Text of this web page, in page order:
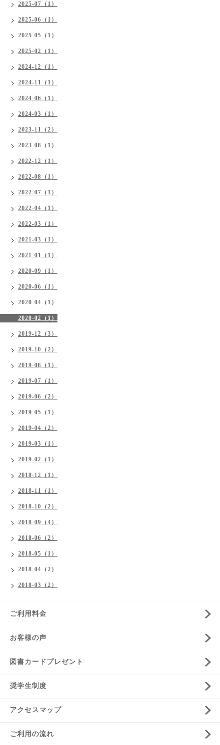
2025-07（1）
2025-06（1）
2025-05（1）
2025-02（1）
2024-12（1）
2024-11（1）
2024-06（1）
2024-03（1）
2023-11（2）
2023-08（1）
2022-12（1）
2022-08（1）
2022-07（1）
2022-04（1）
2022-03（1）
2021-03（1）
2021-01（1）
2020-09（1）
2020-06（1）
2020-04（1）
2020-02（1）
2019-12（3）
2019-10（2）
2019-08（1）
2019-07（1）
2019-06（2）
2019-05（1）
2019-04（2）
2019-03（1）
2019-02（1）
2018-12（1）
2018-11（1）
2018-10（2）
2018-09（4）
2018-06（2）
2018-05（1）
2018-04（2）
2018-03（2）
ご利用料金
お客様の声
図書カードプレゼント
奨学生制度
アクセスマップ
ご利用の流れ